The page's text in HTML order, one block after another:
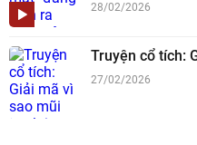
28/02/2026
Truyện cổ tích:
27/02/2026